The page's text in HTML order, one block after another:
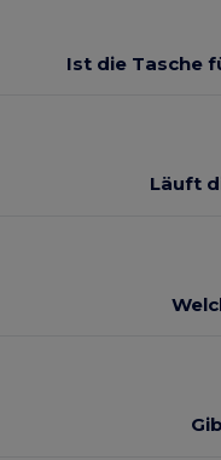
Ist die Tasche
Läuft